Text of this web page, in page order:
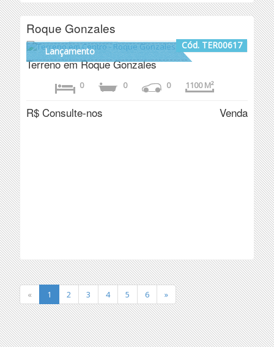
Roque Gonzales
Lançamento
Cód. TER00617
Terreno em Roque Gonzales
0 0 0 1100 M²
R$ Consulte-nos Venda
« 1 2 3 4 5 6 »